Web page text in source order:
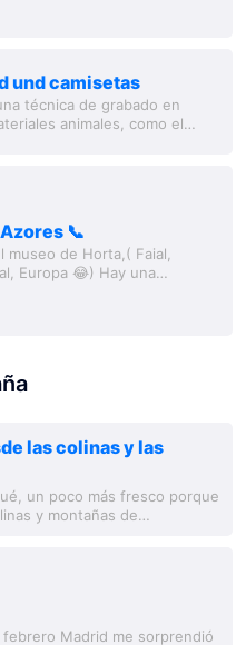
und camisetas
técnica de grabado en
animales, como el
📞
museo de Horta,( Faial,
Europa 😂) Hay una
las colinas y las
un poco más fresco porque
y montañas de
febrero Madrid me sorprendió